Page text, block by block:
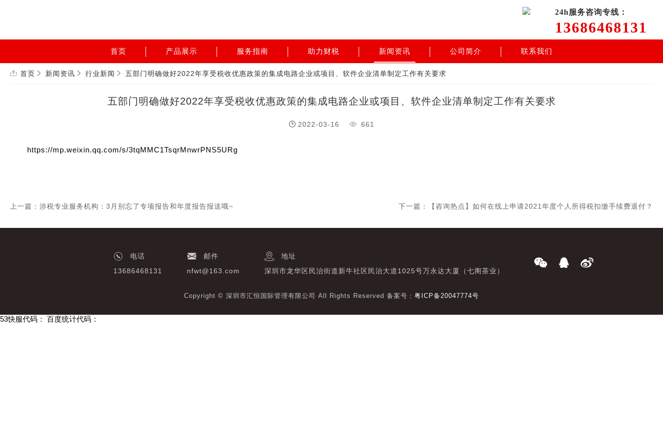
24h服务咨询专线：
13686468131
首页 产品展示 服务指南 助力财税 新闻资讯 公司简介 联系我们
首页 新闻资讯 行业新闻 五部门明确做好2022年享受税收优惠政策的集成电路企业或项目、软件企业清单制定工作有关要求
五部门明确做好2022年享受税收优惠政策的集成电路企业或项目、软件企业清单制定工作有关要求
2022-03-16 661
https://mp.weixin.qq.com/s/3tqMMC1TsqrMnwrPNS5URg
上一篇：涉税专业服务机构：3月别忘了专项报告和年度报告报送哦~ 下一篇：【咨询热点】如何在线上申请2021年度个人所得税扣缴手续费退付？
电话
13686468131
邮件
nfwt@163.com
地址
深圳市龙华区民治街道新牛社区民治大道1025号万永达大厦（七阁茶业）
Copyright © 深圳市汇恒国际管理有限公司 All Rights Reserved 备案号： 粤ICP备20047774号
53快服代码： 百度统计代码：